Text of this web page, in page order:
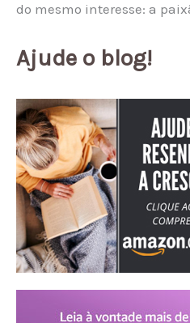
do mesmo interesse: a
Ajude o blog!